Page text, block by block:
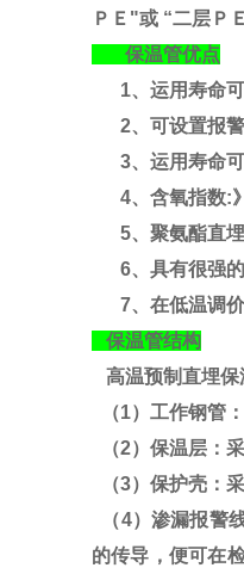
ＰＥ"或 “二层Ｐ
保温管优点
1、运用寿命可
2、可设置报警
3、运用寿命可
4、含氧指数:
5、聚氨酯直埋
6、具有很强的
7、在低温调价
保温管结构
高温预制直埋保
（1）工作钢管
（2）保温层：
（3）保护壳：
（4）渗漏报警
的传导，便可在